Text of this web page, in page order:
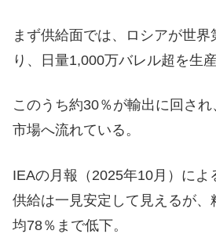
まず供給面では、ロシアが世
り、日量1,000万バレル超を生
このうち約30％が輸出に回さ
市場へ流れている。
IEAの月報（2025年10月）によ
供給は一見安定して見えるが
均78％まで低下。